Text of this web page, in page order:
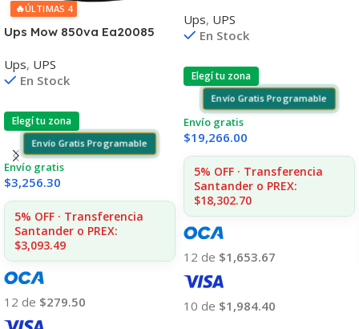
🔥ÚLTIMAS 4
Ups Mow 850va Ea20085
Ups, UPS
En Stock
Elegí tu zona
Envío Gratis Programable
Envío gratis
$3,256.30
5% OFF · Transferencia
Santander o PREX:
$3,093.49
12 de $279.50
Ups, UPS
En Stock
Elegí tu zona
Envío Gratis Programable
Envío gratis
$19,266.00
5% OFF · Transferencia
Santander o PREX:
$18,302.70
12 de $1,653.67
10 de $1,984.40